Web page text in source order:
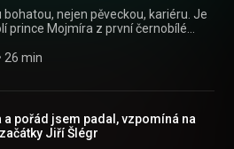
nejen pěveckou, kariéru. Je
prince Mojmíra z první černobílé
aplikaci mujRozhlas
crostrednicechy
26 min
a pořád jsem padal, vzpomíná na
Jiří Šlégr